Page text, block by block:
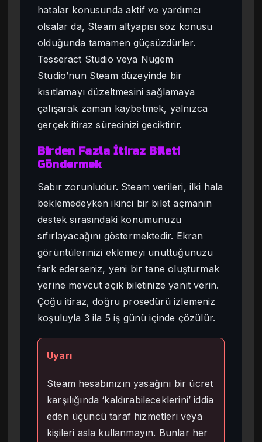
hatalar konusunda aktif ve yardımcı
olsalar da, Steam altyapısı söz konusu
olduğunda tamamen güçsüzdürler.
Tesseract Studio veya Nugem
Studio’nun Steam düzeyinde bir
kısıtlamayı düzeltmesini sağlamaya
çalışarak zaman kaybetmek, yalnızca
gerçek itiraz sürecinizi geciktirir.
Birden Fazla İtiraz Bileti
Göndermek
Sabır zorunludur. Steam verileri, ilki hala
beklemedeyken ikinci bir bilet açmanın
destek sırasındaki konumunuzu
sıfırlayacağını göstermektedir. Ekran
görüntülerinizi eklemeyi unuttuğunuzu
fark ederseniz, yeni bir tane oluşturmak
yerine mevcut açık biletinize yanıt verin.
Çoğu itiraz, doğru prosedürü izlemeniz
koşuluyla 3 ila 5 iş günü içinde çözülür.
Uyarı
Steam hesabınızın yasağını bir ücret
karşılığında ‘kaldırabileceklerini’ iddia
eden üçüncü taraf hizmetleri veya
kişileri asla kullanmayın. Bunlar her